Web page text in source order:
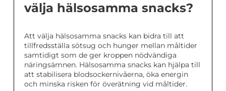
välja hälsosamma snacks?
Att välja hälsosamma snacks kan bidra till att
tillfredsställa sötsug och hunger mellan måltider
samtidigt som de ger kroppen nödvändiga
näringsämnen. Hälsosamma snacks kan hjälpa till
att stabilisera blodsockernivåerna, öka energin
och minska risken för överätning vid måltider.